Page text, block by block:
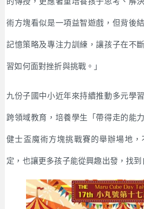
術方塊看似是一項益智遊戲，但背後
記憶策略及專注力訓練，讓孩子在不
習如何面對挫折與挑戰。」
九份子國中小近年來持續推動多元學
跨領域教育，培養學生「帶得走的能
健士盃魔術方塊挑戰賽的舉辦場地
定，也讓更多孩子能從興趣出發，找